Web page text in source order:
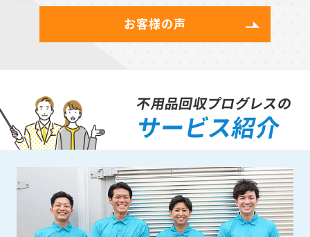
お客様の声
不用品回収プログレスの
サービス紹介